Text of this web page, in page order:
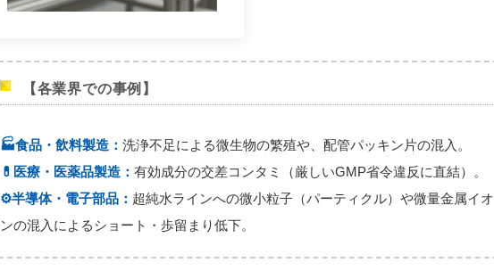
【各業界での事例】
🏭食品・飲料製造： 洗浄不足による微生物の繁殖や、配管パッキン片の混入。
💊医療・医薬品製造： 有効成分の交差コンタミ（厳しいGMP省令違反に直結）。
⚙️半導体・電子部品： 超純水ラインへの微小粒子（パーティクル）や微量金属イオ
ンの混入によるショート・歩留まり低下。